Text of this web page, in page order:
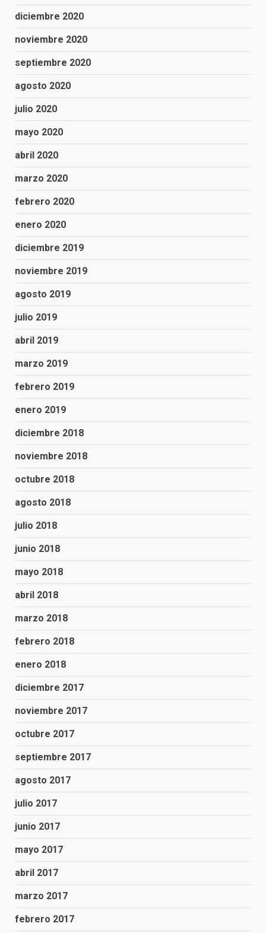
diciembre 2020
noviembre 2020
septiembre 2020
agosto 2020
julio 2020
mayo 2020
abril 2020
marzo 2020
febrero 2020
enero 2020
diciembre 2019
noviembre 2019
agosto 2019
julio 2019
abril 2019
marzo 2019
febrero 2019
enero 2019
diciembre 2018
noviembre 2018
octubre 2018
agosto 2018
julio 2018
junio 2018
mayo 2018
abril 2018
marzo 2018
febrero 2018
enero 2018
diciembre 2017
noviembre 2017
octubre 2017
septiembre 2017
agosto 2017
julio 2017
junio 2017
mayo 2017
abril 2017
marzo 2017
febrero 2017